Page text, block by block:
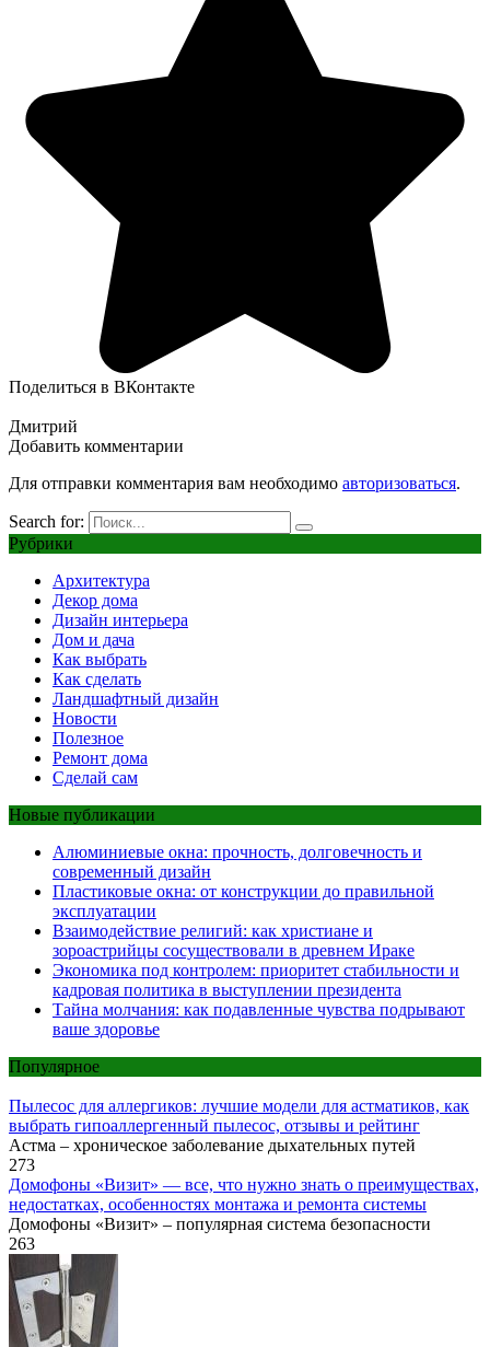
Поделиться в ВКонтакте
Дмитрий
Добавить комментарии
Для отправки комментария вам необходимо авторизоваться.
Search for:
Рубрики
Архитектура
Декор дома
Дизайн интерьера
Дом и дача
Как выбрать
Как сделать
Ландшафтный дизайн
Новости
Полезное
Ремонт дома
Сделай сам
Новые публикации
Алюминиевые окна: прочность, долговечность и
современный дизайн
Пластиковые окна: от конструкции до правильной
эксплуатации
Взаимодействие религий: как христиане и
зороастрийцы сосуществовали в древнем Ираке
Экономика под контролем: приоритет стабильности и
кадровая политика в выступлении президента
Тайна молчания: как подавленные чувства подрывают
ваше здоровье
Популярное
Пылесос для аллергиков: лучшие модели для астматиков, как
выбрать гипоаллергенный пылесос, отзывы и рейтинг
Астма – хроническое заболевание дыхательных путей
273
Домофоны «Визит» — все, что нужно знать о преимуществах,
недостатках, особенностях монтажа и ремонта системы
Домофоны «Визит» – популярная система безопасности
263